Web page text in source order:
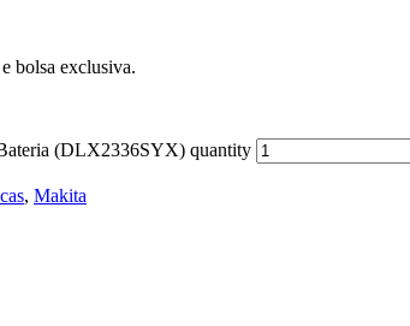
bolsa exclusiva.
(DLX2336SYX) quantity
, Makita